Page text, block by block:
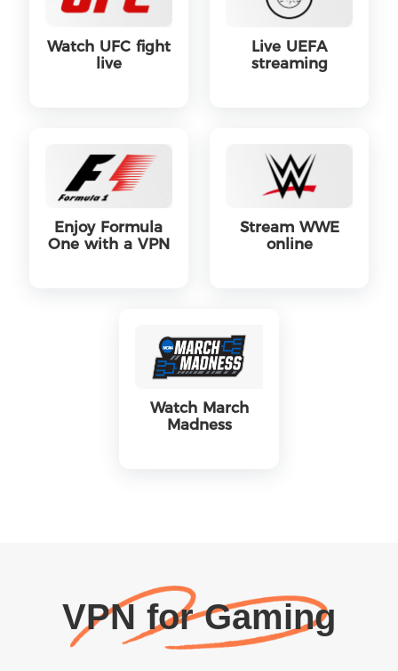
Watch UFC fight
live
Live UEFA
streaming
Enjoy Formula
One with a VPN
Stream WWE
online
Watch March
Madness
VPN for Gaming